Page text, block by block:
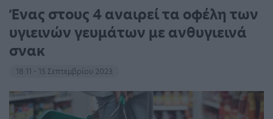
Ένας στους 4 αναιρεί τα οφέλη των
υγιεινών γευμάτων με ανθυγιεινά
σνακ
18:11 - 15 Σεπτεμβρίου 2023